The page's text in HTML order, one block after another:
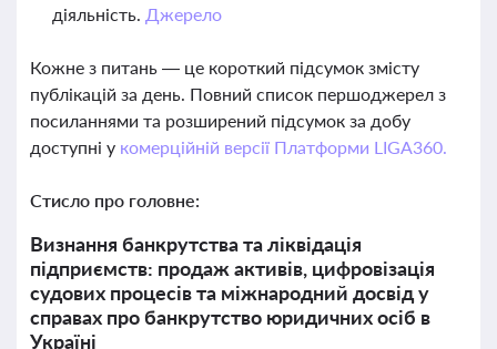
діяльність. Джерело
Кожне з питань — це короткий підсумок змісту
публікацій за день. Повний список першоджерел з
посиланнями та розширений підсумок за добу
доступні у комерційній версії Платформи LIGA360.
Стисло про головне:
Визнання банкрутства та ліквідація
підприємств: продаж активів, цифровізація
судових процесів та міжнародний досвід у
справах про банкрутство юридичних осіб в
Україні